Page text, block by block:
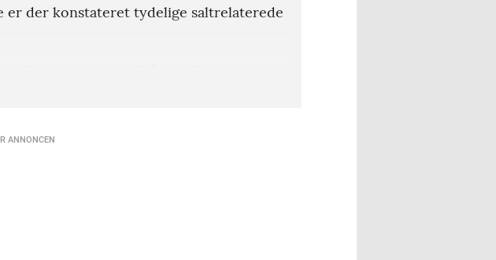
er der konstateret tydelige saltrelaterede
dog og afhænger af lokation og
ANNONCEN